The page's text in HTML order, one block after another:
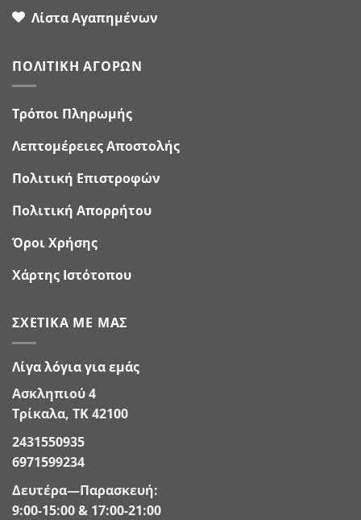
Λίστα Αγαπημένων
ΠΟΛΙΤΙΚΉ ΑΓΟΡΏΝ
Τρόποι Πληρωμής
Λεπτομέρειες Αποστολής
Πολιτική Επιστροφών
Πολιτική Απορρήτου
Όροι Χρήσης
Χάρτης Ιστότοπου
ΣΧΕΤΙΚΆ ΜΕ ΜΑΣ
Λίγα λόγια για εμάς
Ασκληπιού 4
Τρίκαλα, ΤΚ 42100
2431550935
6971599234
Δευτέρα—Παρασκευή:
9:00-15:00 & 17:00-21:00